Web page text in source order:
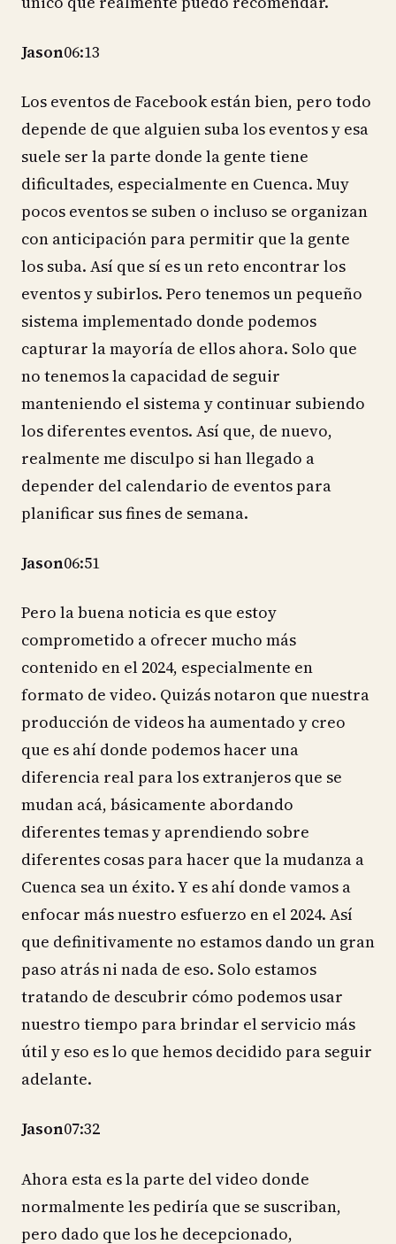
Jason06:13
Los eventos de Facebook están bien, pero todo
depende de que alguien suba los eventos y esa
suele ser la parte donde la gente tiene
dificultades, especialmente en Cuenca. Muy
pocos eventos se suben o incluso se organizan
con anticipación para permitir que la gente
los suba. Así que sí es un reto encontrar los
eventos y subirlos. Pero tenemos un pequeño
sistema implementado donde podemos
capturar la mayoría de ellos ahora. Solo que
no tenemos la capacidad de seguir
manteniendo el sistema y continuar subiendo
los diferentes eventos. Así que, de nuevo,
realmente me disculpo si han llegado a
depender del calendario de eventos para
planificar sus fines de semana.
Jason06:51
Pero la buena noticia es que estoy
comprometido a ofrecer mucho más
contenido en el 2024, especialmente en
formato de video. Quizás notaron que nuestra
producción de videos ha aumentado y creo
que es ahí donde podemos hacer una
diferencia real para los extranjeros que se
mudan acá, básicamente abordando
diferentes temas y aprendiendo sobre
diferentes cosas para hacer que la mudanza a
Cuenca sea un éxito. Y es ahí donde vamos a
enfocar más nuestro esfuerzo en el 2024. Así
que definitivamente no estamos dando un gran
paso atrás ni nada de eso. Solo estamos
tratando de descubrir cómo podemos usar
nuestro tiempo para brindar el servicio más
útil y eso es lo que hemos decidido para seguir
adelante.
Jason07:32
Ahora esta es la parte del video donde
normalmente les pediría que se suscriban,
pero dado que los he decepcionado,